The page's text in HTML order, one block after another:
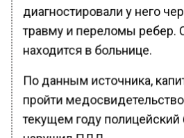
диагностировали у него
травму и переломы ребер.
находится в больнице.
По данным источника,
пройти
текущем году полицейский